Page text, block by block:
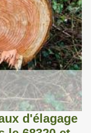
d'élagage